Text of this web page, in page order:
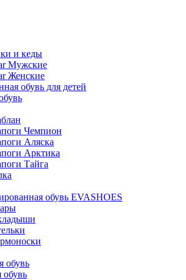
и кеды
Мужские
Женские
обувь для детей
Чемпион
Аляска
Арктика
Тайга
обувь EVASHOES
обувь
обувь